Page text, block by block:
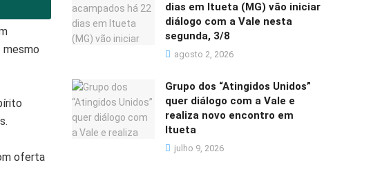
mesmo
oferta
dias em Itueta (MG) vão iniciar
diálogo com a Vale nesta
segunda, 3/8
agosto 2, 2026
Grupo dos “Atingidos Unidos”
quer diálogo com a Vale e
realiza novo encontro em
Itueta
julho 9, 2026